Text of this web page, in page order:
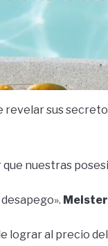
revelar sus
nuestras
lograr al precio